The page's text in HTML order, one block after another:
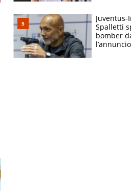
Juventus-
Spalletti
bomber